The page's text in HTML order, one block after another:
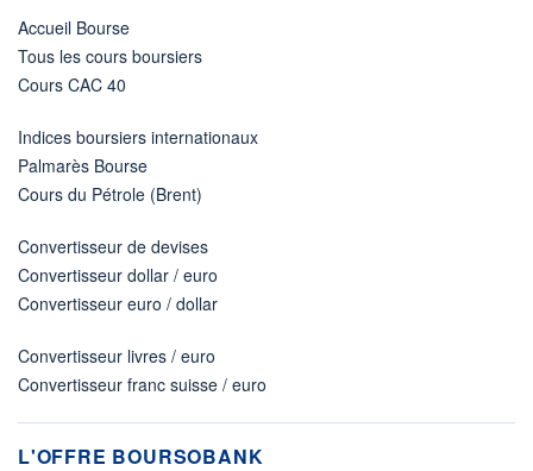
Accueil Bourse
Tous les cours boursiers
Cours CAC 40
Indices boursiers internationaux
Palmarès Bourse
Cours du Pétrole (Brent)
Convertisseur de devises
Convertisseur dollar / euro
Convertisseur euro / dollar
Convertisseur livres / euro
Convertisseur franc suisse / euro
L'OFFRE BOURSOBANK